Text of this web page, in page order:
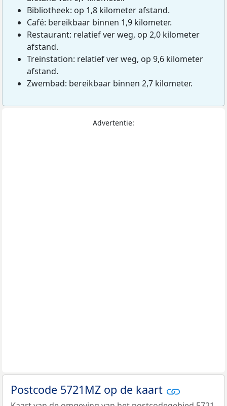
Bibliotheek: op 1,8 kilometer afstand.
Café: bereikbaar binnen 1,9 kilometer.
Restaurant: relatief ver weg, op 2,0 kilometer
afstand.
Treinstation: relatief ver weg, op 9,6 kilometer
afstand.
Zwembad: bereikbaar binnen 2,7 kilometer.
Advertentie:
Postcode 5721MZ op de kaart